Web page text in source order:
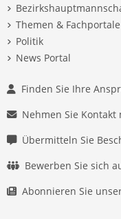
Themen & Fachportale
Politik
News Portal
Finden Sie Ihre
Nehmen Sie
Übermitteln Sie
Bewerben Sie sich
Abonnieren Sie